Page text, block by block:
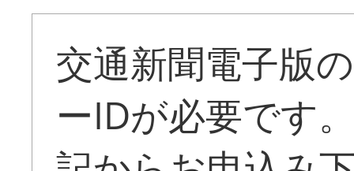
交通新聞電子版
ーIDが必要です